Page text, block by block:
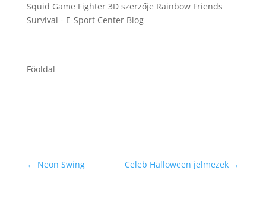
Squid Game Fighter 3Dszerzője Rainbow Friends
Survival - E-Sport Center Blog
Főoldal
← Neon Swing Celeb Halloween jelmezek →